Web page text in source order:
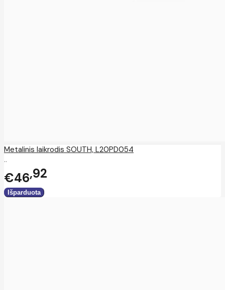
Metalinis laikrodis SOUTH, L20PD054
..
€46 92